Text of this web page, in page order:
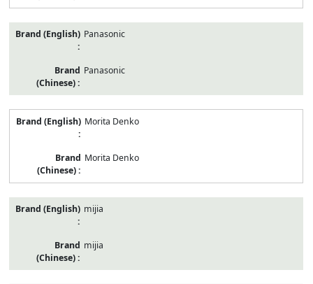
Panasonic
Panasonic
Morita Denko
Morita Denko
mijia
mijia